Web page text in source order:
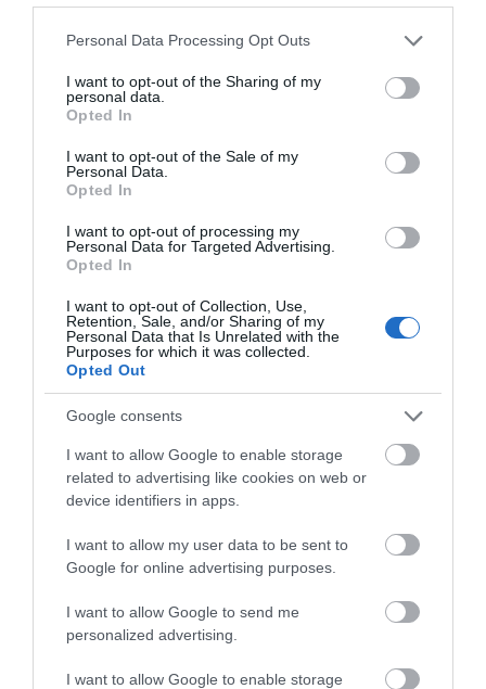
Please note that this website/app uses one or more Google
not limited to your visit or usage behaviour. You may click to
grant or deny consent to Google and its third-party tags to
use your data for below specified purposes in below Google
consent section.
Personal Data Processing Opt Outs
I want to opt-out of the Sharing of my
personal data.
Opted In
I want to opt-out of the Sale of my
Personal Data.
Opted In
I want to opt-out of processing my
Personal Data for Targeted Advertising.
Opted In
I want to opt-out of Collection, Use,
Retention, Sale, and/or Sharing of my
Personal Data that Is Unrelated with the
Purposes for which it was collected.
Opted Out
Google consents
I want to allow Google to enable storage
related to advertising like cookies on web or
device identifiers in apps.
I want to allow my user data to be sent to
Google for online advertising purposes.
I want to allow Google to send me
personalized advertising.
I want to allow Google to enable storage
καλλιτεχνικό φωτογραφικό υλικό από το νησί και τις
διάφορες περιόδους της ιστορίας του.
Τα χρώματα και τα υλικά έχουν επιλεγεί σύμφωνα με
το φυσικό τοπίο του νησιού και οι απαλές χρωματικές
αποχρώσεις, συνθέτουν ένα καλωσόρισμα στις
Κυκλάδες. Πάνω απ ‘όλα όμως, το Krinos Suites Hotel
είναι ένας καμβάς πάνω στον οποίο οι επισκέπτες,
μπορούν να χρωματίσουν τα καλοκαιρινά όνειρά τους.